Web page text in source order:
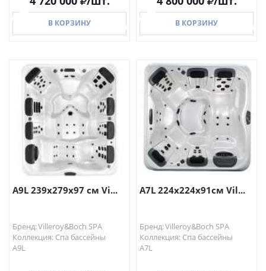
В КОРЗИНУ
В КОРЗИНУ
В КОРЗИНУ
В КОРЗИНУ
A9L 239x279х97 см Vi...
Бренд: Villeroy&Boch SPA
Коллекция: Спа бассейны
A9L
A7L 224x224x91см Vil...
Бренд: Villeroy&Boch SPA
Коллекция: Спа бассейны
A7L